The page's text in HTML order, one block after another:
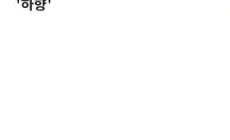
'하향'